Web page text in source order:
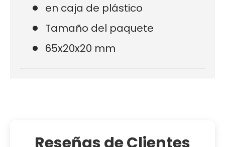
en caja de plástico
Tamaño del paquete
65x20x20 mm